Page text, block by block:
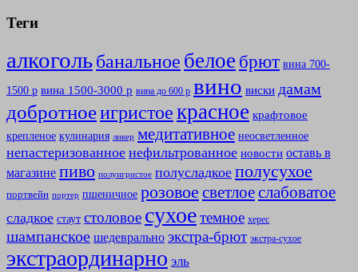
Теги
алкогольбанальное белое брют вина 700-
1500 р вина 1500-3000 р вина до 600 р вино виски дамам
добротноеигристоекрасное крафтовое
крепленое кулинария ликер медитативное неосветленное
непастеризованное нефильтрованное новости оставь в
магазине пиво полуигристое полусладкое полусухое
портвейн портер пшеничное розовое светлоеслабоватое
сладкое стаут столовое сухоетемное херес
шампанское шедеврально экстра-брют экстра-сухое
экстраординарно эль